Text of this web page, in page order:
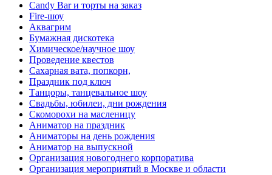
Candy Bar и торты на заказ
Fire-шоу
Аквагрим
Бумажная дискотека
Химическое/научное шоу
Проведение квестов
Сахарная вата, попкорн,
Праздник под ключ
Танцоры, танцевальное шоу
Свадьбы, юбилеи, дни рождения
Скоморохи на масленицу
Аниматор на праздник
Аниматоры на день рождения
Аниматор на выпускной
Организация новогоднего корпоратива
Организация мероприятий в Москве и области